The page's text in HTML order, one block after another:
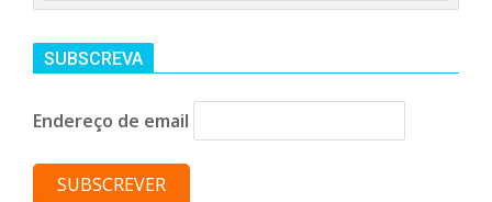
SUBSCREVA
Endereço de email